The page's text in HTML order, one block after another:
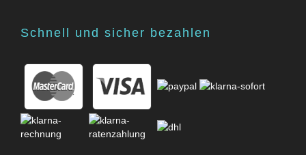
Schnell und sicher bezahlen